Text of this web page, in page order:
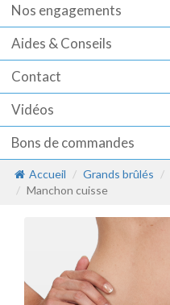
Nos engagements
Aides & Conseils
Contact
Vidéos
Bons de commandes
Accueil Grands brûlés
Manchon cuisse